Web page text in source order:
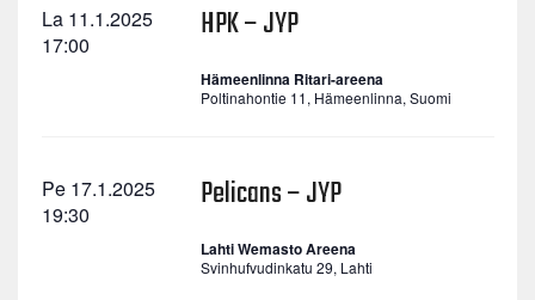
La 11.1.2025
17:00
HPK – JYP
Hämeenlinna Ritari-areena
Poltinahontie 11, Hämeenlinna, Suomi
Pe 17.1.2025
19:30
Pelicans – JYP
Lahti Wemasto Areena
Svinhufvudinkatu 29, Lahti